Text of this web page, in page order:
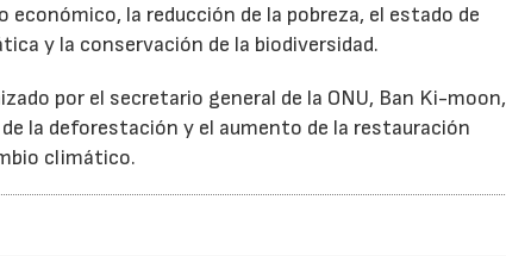
la reducción de la pobreza, el estado de
y la conservación de la biodiversidad.
por el secretario general de la ONU, Ban Ki-moon,
la deforestación y el aumento de la restauración
climático.